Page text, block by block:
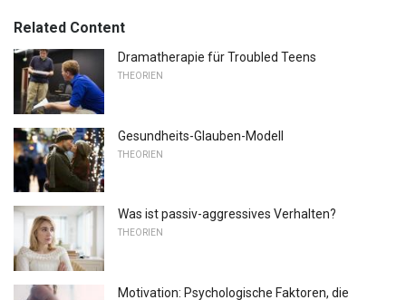
Related Content
Dramatherapie für Troubled Teens
THEORIEN
Gesundheits-Glauben-Modell
THEORIEN
Was ist passiv-aggressives Verhalten?
THEORIEN
Motivation: Psychologische Faktoren, die